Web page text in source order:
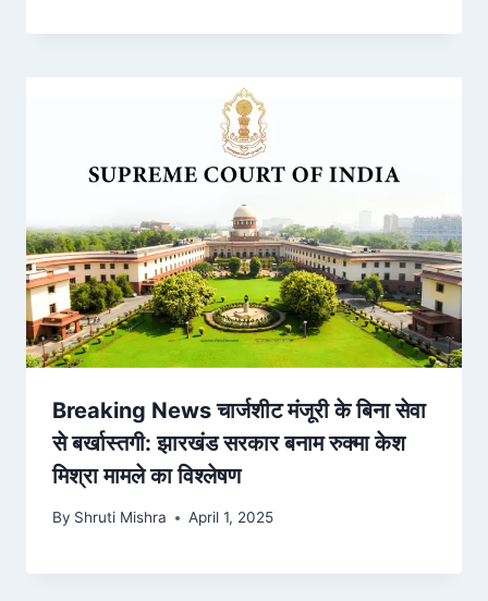
Breaking News चार्जशीट मंजूरी के बिना सेवा
से बर्खास्तगी: झारखंड सरकार बनाम रुक्मा केश
मिश्रा मामले का विश्लेषण
By Shruti Mishra April 1, 2025